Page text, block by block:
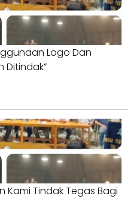
Logo Dan
Ditindak”
Kami Tindak Tegas Bagi